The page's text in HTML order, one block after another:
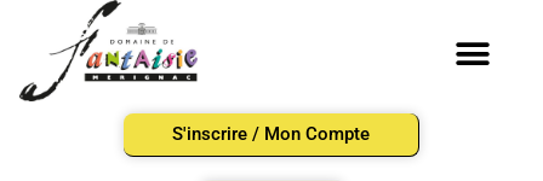
S'inscrire / Mon Compte